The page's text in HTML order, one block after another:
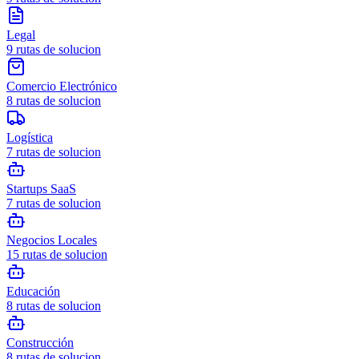
Legal
9 rutas de solucion
Comercio Electrónico
8 rutas de solucion
Logística
7 rutas de solucion
Startups SaaS
7 rutas de solucion
Negocios Locales
15 rutas de solucion
Educación
8 rutas de solucion
Construcción